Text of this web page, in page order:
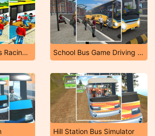
Floating Water Bus Racing Game 3D School Bus Game Driving Sim
Hill Station Bus Simulator